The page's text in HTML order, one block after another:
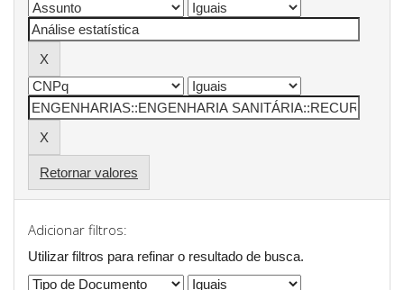
Retornar valores
Adicionar filtros:
Utilizar filtros para refinar o resultado de busca.